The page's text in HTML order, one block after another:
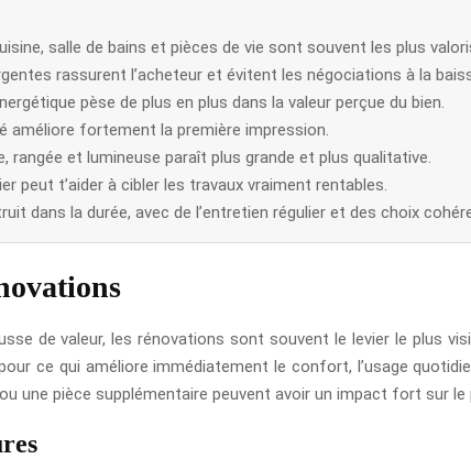
salle de bains et pièces de vie sont souvent les plus
rassurent l’acheteur et évitent les négociations à la
pèse de plus en plus dans la valeur perçue du bien.
améliore fortement la première impression.
rangée et lumineuse paraît plus grande et plus qualitative.
peut t’aider à cibler les travaux vraiment rentables.
dans la durée, avec de l’entretien régulier et des choix
de valeur, les rénovations sont souvent le levier le plus
ce qui améliore immédiatement le confort, l’usage
une pièce supplémentaire peuvent avoir un impact fort sur le